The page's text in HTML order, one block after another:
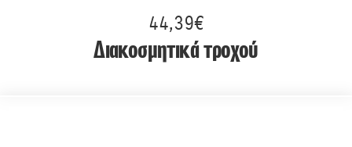
44,39€
Διακοσμητικά τροχού